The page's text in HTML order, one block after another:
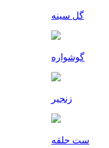
گل سینه
گوشواره
زنجیر
ست حلقه